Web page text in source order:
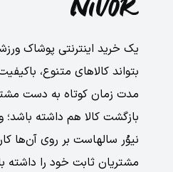
یک خرید اینترنتی پوشاک
بتواند کالاهای متنوع،
مدت زمان کوتاه به دست
بازگشت کالا هم داشته باشد؛
نیوُر سالهاست بر روی آن‌ها
مشتریان ثابت خود را داشته